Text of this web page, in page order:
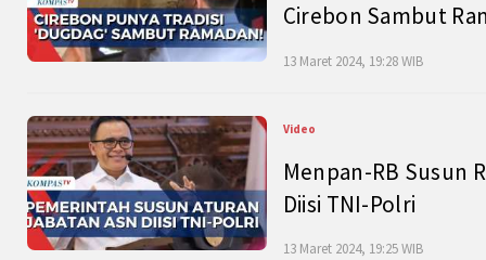
Cirebon Sambut
13 Maret 2024, 19:28 WIB
Video
Menpan-RB Susun
Diisi TNI-Polri
13 Maret 2024, 19:25 WIB